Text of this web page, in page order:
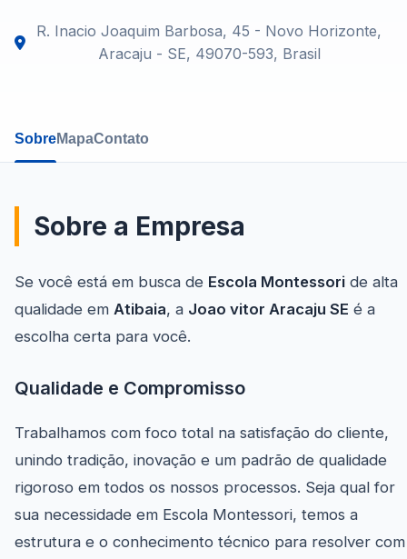
R. Inacio Joaquim Barbosa, 45 - Novo Horizonte,
Aracaju - SE, 49070-593, Brasil
SobreMapaContato
Sobre a Empresa
Se você está em busca de Escola Montessori de alta
qualidade em Atibaia, a Joao vitor Aracaju SE é a
escolha certa para você.
Qualidade e Compromisso
Trabalhamos com foco total na satisfação do cliente,
unindo tradição, inovação e um padrão de qualidade
rigoroso em todos os nossos processos. Seja qual for
sua necessidade em Escola Montessori, temos a
estrutura e o conhecimento técnico para resolver com